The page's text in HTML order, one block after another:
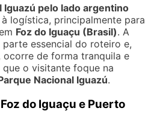
Iguazú pelo lado argentino
logística, principalmente para
Foz do Iguaçu (Brasil). A
essencial do roteiro e,
ocorre de forma tranquila e
o visitante foque na
Nacional Iguazú.
do Iguaçu e Puerto